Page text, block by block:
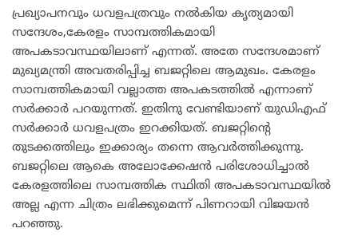
പ്രഖ്യാപനവും ധവളപത്രവും നൽകിയ കൃത്യമായി
സന്ദേശം,കേരളം സാമ്പത്തികമായി
അപകടാവസ്ഥയിലാണ് എന്നത്. അതേ സന്ദേശമാണ്
മുഖ്യമന്ത്രി അവതരിപ്പിച്ച ബജറ്റിലെ ആമുഖം. കേരളം
സാമ്പത്തികമായി വല്ലാത്ത അപകടത്തിൽ എന്നാണ്
സർക്കാർ പറയുന്നത്. ഇതിനു വേണ്ടിയാണ് യുഡിഎഫ്
സർക്കാർ ധവളപത്രം ഇറക്കിയത്. ബജറ്റിന്റെ
തുടക്കത്തിലും ഇക്കാര്യം തന്നെ ആവർത്തിക്കുന്നു.
ബജറ്റിലെ ആകെ അലോക്കേഷൻ പരിശോധിച്ചാൽ
കേരളത്തിലെ സാമ്പത്തിക സ്ഥിതി അപകടാവസ്ഥയിൽ
അല്ല എന്ന ചിത്രം ലഭിക്കുമെന്ന് പിണറായി വിജയൻ
പറഞ്ഞു.